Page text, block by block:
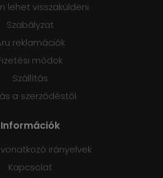
lehet visszaküldeni
Szabályzat
reklamációk
módok
Szállítás
a szerződéstől
Információk
irányelvek
Kapcsolat